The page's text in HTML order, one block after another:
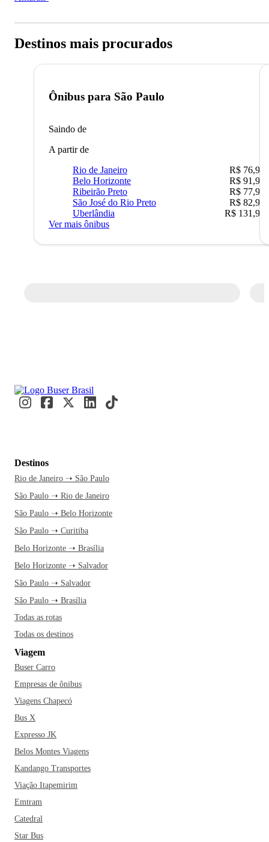
Destinos mais procurados
Ônibus para São Paulo
Saindo de
A partir de
Rio de Janeiro
R$ 76,90
Belo Horizonte
R$ 91,90
Ribeirão Preto
R$ 77,90
São José do Rio Preto
R$ 82,90
Uberlândia
R$ 131,90
Ver mais ônibus
Destinos
Rio de Janeiro ➝ São Paulo
São Paulo ➝ Rio de Janeiro
São Paulo ➝ Belo Horizonte
São Paulo ➝ Curitiba
Belo Horizonte ➝ Brasília
Belo Horizonte ➝ Salvador
São Paulo ➝ Salvador
São Paulo ➝ Brasília
Todas as rotas
Todas os destinos
Viagem
Buser Carro
Empresas de ônibus
Viagens Chapecó
Bus X
Expresso JK
Belos Montes Viagens
Kandango Transportes
Viação Itapemirim
Emtram
Catedral
Star Bus